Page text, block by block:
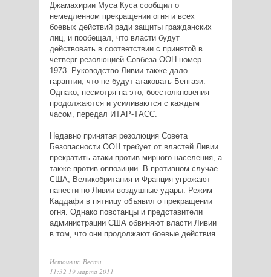
Джамахирии Муса Куса сообщил о
немедленном прекращении огня и всех
боевых действий ради защиты гражданских
лиц, и пообещал, что власти будут
действовать в соответствии с принятой в
четверг резолюцией Совбеза ООН номер
1973. Руководство Ливии также дало
гарантии, что не будут атаковать Бенгази.
Однако, несмотря на это, боестолкновения
продолжаются и усиливаются с каждым
часом, передал ИТАР-ТАСС.
Недавно принятая резолюция Совета
Безопасности ООН требует от властей Ливии
прекратить атаки против мирного населения, а
также против оппозиции. В противном случае
США, Великобритания и Франция угрожают
нанести по Ливии воздушные удары. Режим
Каддафи в пятницу объявил о прекращении
огня. Однако повстанцы и представители
администрации США обвиняют власти Ливии
в том, что они продолжают боевые действия.
Источник: Вести
11:32 19 марта 2011